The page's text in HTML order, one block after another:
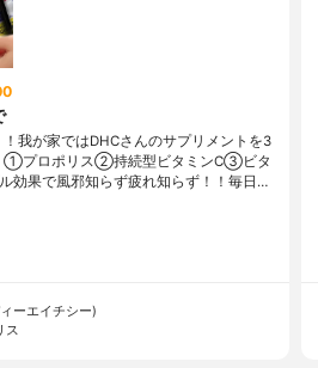
！我が家ではDHCさんのサプリメントを3
①プロポリス②持続型ビタミンC③ビタ
効果で風邪知らず疲れ知らず！！毎日…
ーエイチシー)
ス